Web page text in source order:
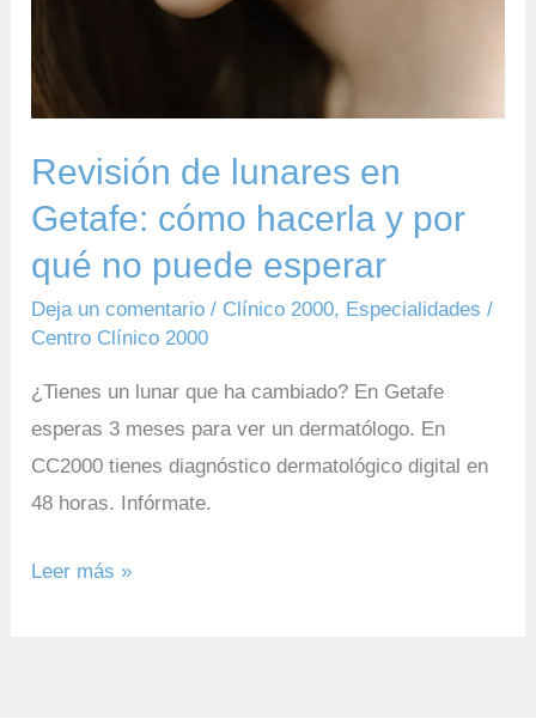
Revisión de lunares en
Getafe: cómo hacerla y por
qué no puede esperar
Deja un comentario / Clínico 2000, Especialidades /
Centro Clínico 2000
¿Tienes un lunar que ha cambiado? En Getafe
esperas 3 meses para ver un dermatólogo. En
CC2000 tienes diagnóstico dermatológico digital en
48 horas. Infórmate.
y
por
qué
no
puede
esperar
Leer más »